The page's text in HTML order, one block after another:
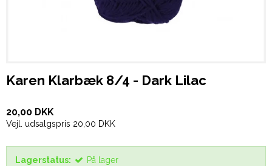
Karen Klarbæk 8/4 - Dark Lilac
20,00 DKK
Vejl. udsalgspris 20,00 DKK
Lagerstatus: På lager